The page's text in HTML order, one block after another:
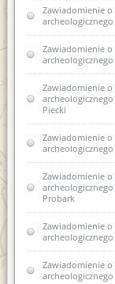
Zawiadomienie o
Zawiadomienie o
Zawiadomienie
archeologicznego
Piecki
Zawiadomienie o
Zawiadomienie
archeologicznego
Probark
Zawiadomienie o
archeologicznego
Zawiadomienie o